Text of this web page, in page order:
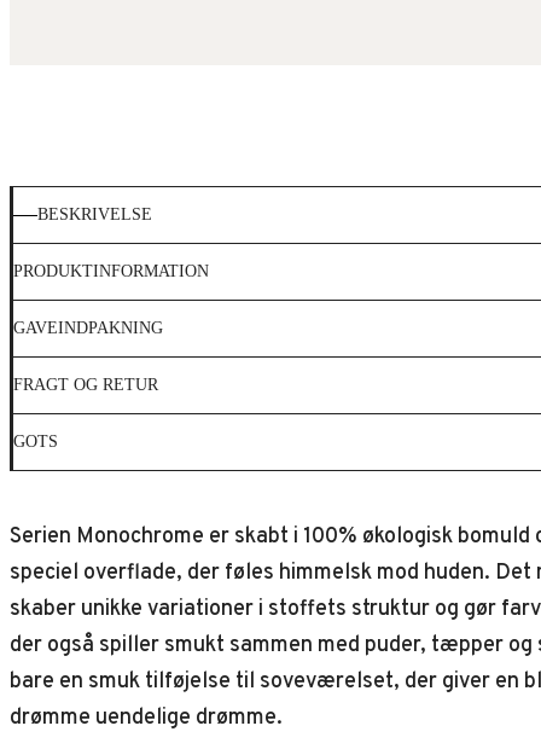
BESKRIVELSE
PRODUKTINFORMATION
GAVEINDPAKNING
FRAGT OG RETUR
GOTS
Serien Monochrome er skabt i 100% økologisk
speciel overflade, der føles himmelsk mod huden.
skaber unikke variationer i stoffets struktur og gør
der også spiller smukt sammen med puder, tæpper
bare en smuk tilføjelse til soveværelset, der giver en
drømme uendelige drømme.